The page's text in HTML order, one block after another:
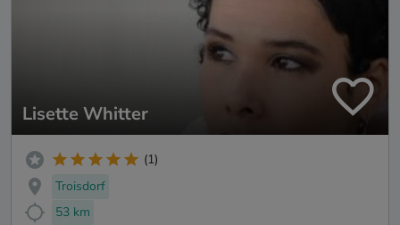
Lisette Whitter
(1)
Troisdorf
53 km